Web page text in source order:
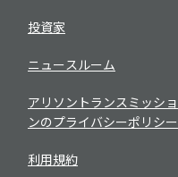
投資家
ニュースルーム
アリソントランスミッショ
ンのプライバシーポリシー
利用規約